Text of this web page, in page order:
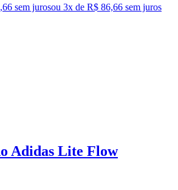
sem jurosou 3x de R$ 86,66 sem juros
Adidas Lite Flow